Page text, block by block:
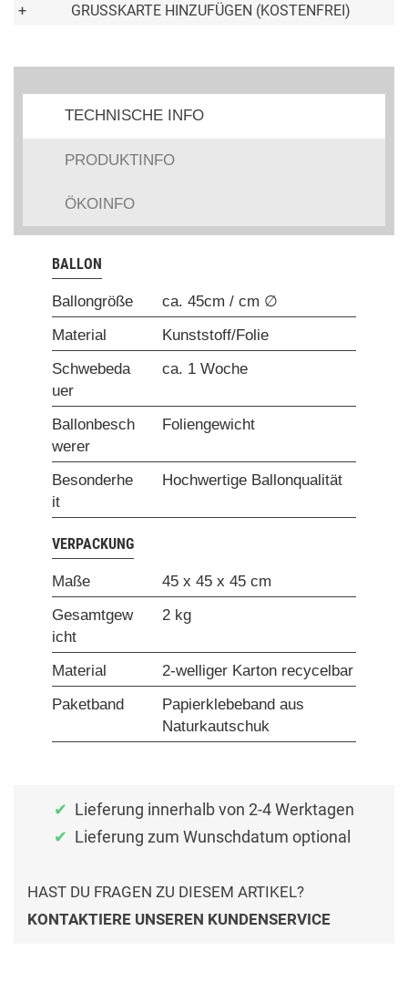
+ GRUSSKARTE HINZUFÜGEN (KOSTENFREI)
TECHNISCHE INFO
PRODUKTINFO
ÖKOINFO
BALLON
Ballongröße
ca. 45cm / cm ∅
Material
Kunststoff/Folie
Schwebeda
uer
ca. 1 Woche
Ballonbesch
werer
Foliengewicht
Besonderhe
it
Hochwertige Ballonqualität
VERPACKUNG
Maße
45 x 45 x 45 cm
Gesamtgew
icht
2 kg
Material
2-welliger Karton recycelbar
Paketband
Papierklebeband aus
Naturkautschuk
Lieferung innerhalb von 2-4 Werktagen
Lieferung zum Wunschdatum optional
HAST DU FRAGEN ZU DIESEM ARTIKEL?
KONTAKTIERE UNSEREN KUNDENSERVICE